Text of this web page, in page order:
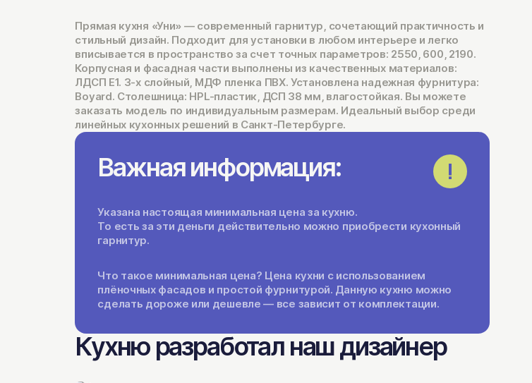
Прямая кухня «Уни» — современный гарнитур, сочетающий практичность и
стильный дизайн. Подходит для установки в любом интерьере и легко
вписывается в пространство за счет точных параметров: 2550, 600, 2190.
Корпусная и фасадная части выполнены из качественных материалов:
ЛДСП Е1. 3-х слойный, МДФ пленка ПВХ. Установлена надежная фурнитура:
Boyard. Столешница: HPL-пластик, ДСП 38 мм, влагостойкая. Вы можете
заказать модель по индивидуальным размерам. Идеальный выбор среди
линейных кухонных решений в Санкт-Петербурге.
Важная информация:
Указана настоящая минимальная цена за кухню.
То есть за эти деньги действительно можно приобрести кухонный
гарнитур.
Что такое минимальная цена? Цена кухни с использованием
плёночных фасадов и простой фурнитурой. Данную кухню можно
сделать дороже или дешевле — все зависит от комплектации.
Кухню разработал наш дизайнер